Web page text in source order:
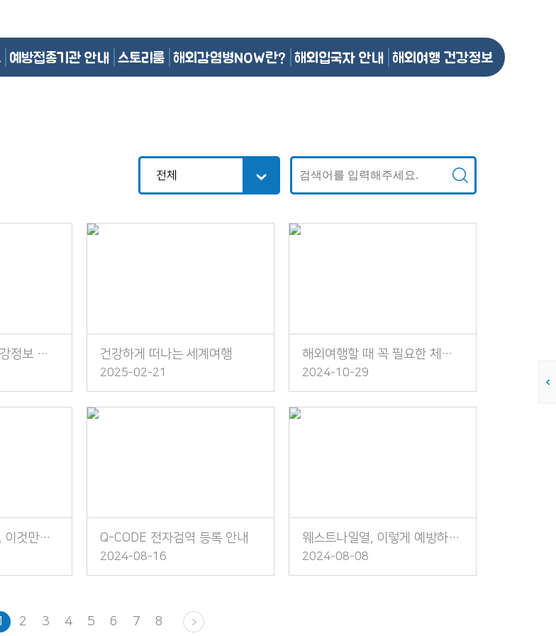
예방접종기관 안내 스토리룸 해외감염병NOW란? 해외입국자 안내 해외여행 건강정보
대륙별 감염병 등 건강정보 소책자 발간 안내 건강하게 떠나는 세계여행
2025-02-21
해외여행할 때 꼭 필요한 체크리스트
2024-10-29
엠폭스(Mpox) 예방, 이것만은 꼭 지켜주세요! Q-CODE 전자검역 등록 안내
2024-08-16
웨스트나일열, 이렇게 예방하세요!
2024-08-08
2 3 4 5 6 7 8